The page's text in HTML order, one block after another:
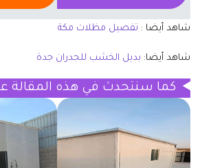
شاهد أيضا : تفصيل مظلات مكة
شاهد أيضا: بديل الخشب للجدران جدة
كما سنتحدث في هذه المقالة